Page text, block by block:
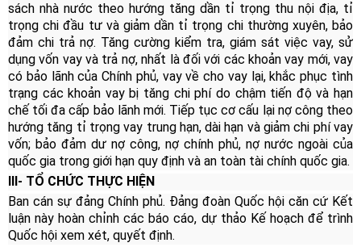
sách nhà nước theo hướng tăng dần tỉ trọng thu nội địa, tỉ
trọng chi đầu tư và giảm dần tỉ trọng chi thường xuyên, bảo
đảm chi trả nợ. Tăng cường kiểm tra, giám sát việc vay, sử
dụng vốn vay và trả nợ, nhất là đối với các khoản vay mới, vay
có bảo lãnh của Chính phủ, vay về cho vay lại, khắc phục tình
trạng các khoản vay bị tăng chi phí do chậm tiến độ và hạn
chế tối đa cấp bảo lãnh mới. Tiếp tục cơ cấu lại nợ công theo
hướng tăng tỉ trọng vay trung hạn, dài hạn và giảm chi phí vay
vốn; bảo đảm dư nợ công, nợ chính phủ, nợ nước ngoài của
quốc gia trong giới hạn quy định và an toàn tài chính quốc gia.
III- TỔ CHỨC THỰC HIỆN
Ban cán sự đảng Chính phủ. Đảng đoàn Quốc hội căn cứ Kết
luận này hoàn chỉnh các báo cáo, dự thảo Kế hoạch để trình
Quốc hội xem xét, quyết định.